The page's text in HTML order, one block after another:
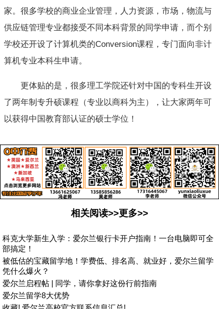
家。很多学校的商业企业管理，人力资源，市场，物流与
供应链管理专业都接受不同本科背景的同学申请，而个别
学校还开设了计算机类的Conversion课程，专门面向非计
算机专业本科生申请。
更体贴的是，很多理工学院还针对中国的专科生开设
了两年制专升硕课程（专业以商科为主），让大家两年可
以获得中国教育部认证的硕士学位！
相关阅读>>更多>>
科克大学新生入学：爱尔兰银行卡开户指南！一台电脑即可全
部搞定！
被低估的宝藏留学地！学费低、排名高、就业好，爱尔兰留学
凭什么爆火？
爱尔兰启程帖 | 同学，请你拿好这份行前指南
爱尔兰留学8大优势